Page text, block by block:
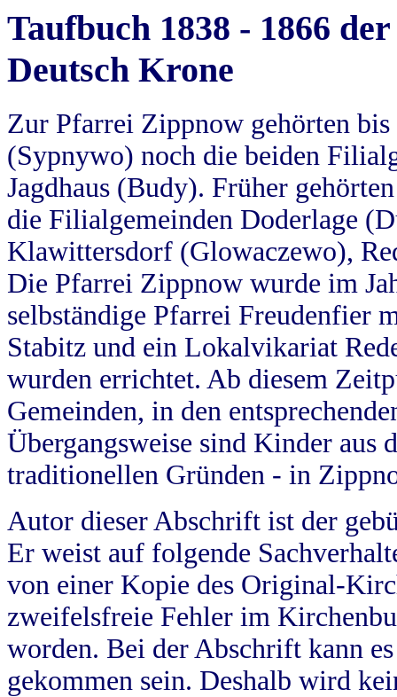
Taufbuch 1838 - 1866
Deutsch Krone
Zur Pfarrei Zippnow gehörten
(Sypnywo) noch die beiden
Jagdhaus (Budy). Früher
die Filialgemeinden Doderlage
Klawittersdorf (Glowaczewo),
Die Pfarrei Zippnow wurde im
selbständige Pfarrei Freudenfier
Stabitz und ein Lokalvikariat
wurden errichtet. Ab diesem
Gemeinden, in den
Übergangsweise sind Kinder aus
traditionellen Gründen - in
Autor dieser Abschrift ist der
Er weist auf folgende
von einer Kopie des Original-
zweifelsfreie Fehler im
worden. Bei der Abschrift kann
gekommen sein. Deshalb wird